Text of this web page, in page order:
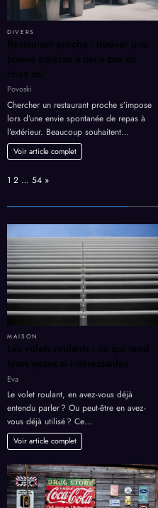
DIVERS
Restaurant proche : trouver une
bonne adresse à deux pas de
chez soi
Povoski
Chercher un restaurant proche s’impose
lors d’une envie spontanée de repas à
l’extérieur. Beaucoup souhaitent…
Voir article complet
Page:
1 2 … 54 Next
»
MAISON
Les volets roulants : ce qui rend
leurs poses si intéressantes
Eva
Le volet roulant, en avez-vous déjà
entendu parler ? Ou peut-être en avez-
vous déjà utilisé ? Ce…
Voir article complet